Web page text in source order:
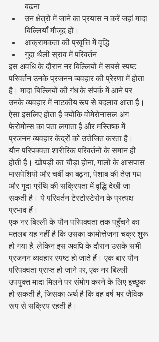
बढ़ना
उन क्षेत्रों में जाने का प्रयास न करें जहां मादा
बिल्लियाँ मौजूद हों।
आक्रामकता की प्रवृत्ति में वृद्धि
गुदा थैली स्राव में परिवर्तन
इस अवधि के दौरान नर बिल्लियों में सबसे स्पष्ट
परिवर्तन उनके प्रजनन व्यवहार की प्रेरणा में होता
है। मादा बिल्लियों की गंध के संपर्क में आने पर
उनके व्यवहार में नाटकीय रूप से बदलाव आता है।
ऐसा इसलिए होता है क्योंकि वोमेरोनासल अंग
फेरोमोन्स का पता लगाता है और मस्तिष्क में
प्रजनन व्यवहार केंद्रों को उत्तेजित करता है।
यौन परिपक्वता शारीरिक परिवर्तनों के समान ही
होती है। खोपड़ी का चौड़ा होना, गालों के आसपास
मांसपेशियों और चर्बी का बढ़ना, पेशाब की तेज़ गंध
और गुदा ग्रंथि की सक्रियता में वृद्धि देखी जा
सकती है। ये परिवर्तन टेस्टोस्टेरोन के प्रत्यक्ष
प्रभाव हैं।
एक नर बिल्ली के यौन परिपक्वता तक पहुँचने का
मतलब यह नहीं है कि उसका कामोत्तेजना चक्र शुरू
हो गया है, लेकिन इस अवधि के दौरान उसके सभी
प्रजनन व्यवहार स्पष्ट हो जाते हैं। एक बार यौन
परिपक्वता प्राप्त हो जाने पर, एक नर बिल्ली
उपयुक्त मादा मिलने पर संभोग करने के लिए इच्छुक
हो सकती है, जिसका अर्थ है कि वह वर्ष भर जैविक
रूप से सक्रिय रहती है।